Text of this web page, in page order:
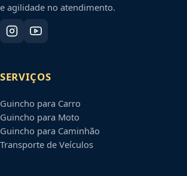
e agilidade no atendimento.
SERVIÇOS
Guincho para Carro
Guincho para Moto
Guincho para Caminhão
Transporte de Veículos